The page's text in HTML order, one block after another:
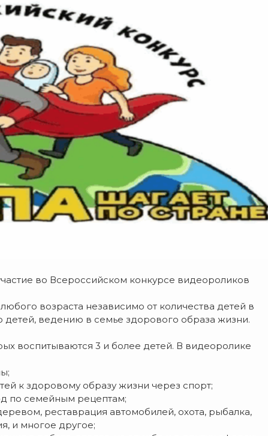
во Всероссийском конкурсе видеороликов
возраста независимо от количества детей в
ведению в семье здорового образа жизни.
воспитываются 3 и более детей. В видеоролике
к здоровому образу жизни через спорт;
по семейным рецептам;
реставрация автомобилей, охота, рыбалка,
и многое другое;